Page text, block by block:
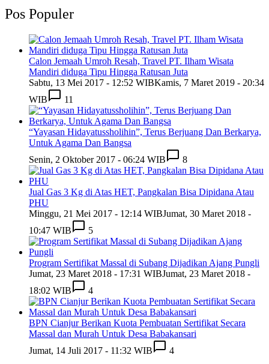
Pos Populer
Calon Jemaah Umroh Resah, Travel PT. Ilham Wisata
Mandiri diduga Tipu Hingga Ratusan Juta
Sabtu, 13 Mei 2017 - 12:52 WIBKamis, 7 Maret 2019 - 20:34
WIB
11
“Yayasan Hidayatussholihin”, Terus Berjuang Dan Berkarya,
Untuk Agama Dan Bangsa
Senin, 2 Oktober 2017 - 06:24 WIB
8
Jual Gas 3 Kg di Atas HET, Pangkalan Bisa Dipidana Atau
PHU
Minggu, 21 Mei 2017 - 12:14 WIBJumat, 30 Maret 2018 -
10:47 WIB
5
Program Sertifikat Massal di Subang Dijadikan Ajang Pungli
Jumat, 23 Maret 2018 - 17:31 WIBJumat, 23 Maret 2018 -
18:02 WIB
4
BPN Cianjur Berikan Kuota Pembuatan Sertifikat Secara
Massal dan Murah Untuk Desa Babakansari
Jumat, 14 Juli 2017 - 11:32 WIB
4